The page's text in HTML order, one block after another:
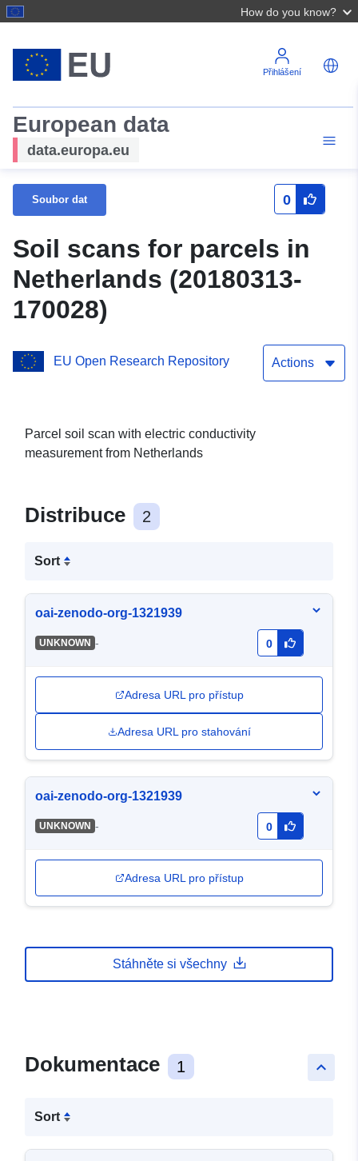
How do you know?
Přihlášení
European data
data.europa.eu
Soubor dat 0
Soil scans for parcels in
Netherlands (20180313-
170028)
EU Open Research Repository Actions
Parcel soil scan with electric conductivity
measurement from Netherlands
Distribuce 2
Sort
oai-zenodo-org-1321939
UNKNOWN - 0
Adresa URL pro přístup
Adresa URL pro stahování
oai-zenodo-org-1321939
UNKNOWN - 0
Adresa URL pro přístup
Stáhněte si všechny
keyboard_arrow_up
Dokumentace 1
Sort